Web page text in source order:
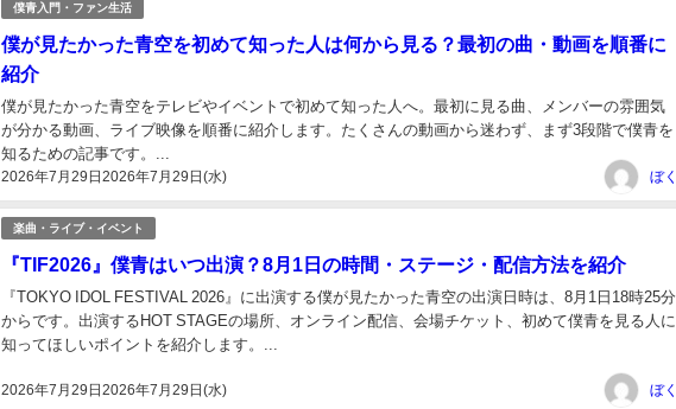
僕青入門・ファン生活
僕が見たかった青空を初めて知った人は何から見る？最初の曲・動画を順番に
紹介
2026年7月29日2026年7月29日(水)
僕が見たかった青空をテレビやイベントで初めて知った人へ。最初に見る曲、メンバーの雰囲気
が分かる動画、ライブ映像を順番に紹介します。たくさんの動画から迷わず、まず3段階で僕青を
知るための記事です。...
ぼく
楽曲・ライブ・イベント
『TIF2026』僕青はいつ出演？8月1日の時間・ステージ・配信方法を紹介
2026年7月29日2026年7月29日(水)
『TOKYO IDOL FESTIVAL 2026』に出演する僕が見たかった青空の出演日時は、8月1日18時25分
からです。出演するHOT STAGEの場所、オンライン配信、会場チケット、初めて僕青を見る人に
知ってほしいポイントを紹介します。...
ぼく